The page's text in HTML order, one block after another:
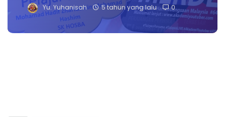
Yu. Yuhanisah 5 tahun yang lalu 0